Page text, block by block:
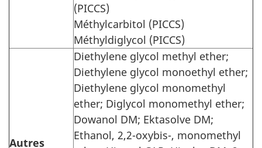
(PICCS)
Méthylcarbitol (PICCS)
Méthyldiglycol (PICCS)
Autres
Diethylene glycol methyl ether;
Diethylene glycol monoethyl ether;
Diethylene glycol monomethyl
ether; Diglycol monomethyl ether;
Dowanol DM; Ektasolve DM;
Ethanol, 2,2-oxybis-, monomethyl